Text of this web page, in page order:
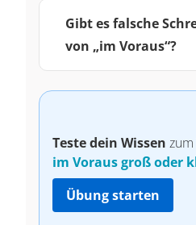
Gibt es falsche
von „im Voraus“?
Teste dein Wissen
im Voraus groß oder
Übung starten